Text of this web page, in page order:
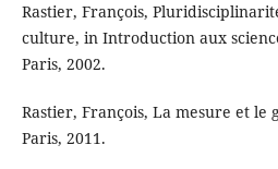
Rastier, François,
culture, in Introduction aux
Paris, 2002.
Rastier, François, La mesure et le
Paris, 2011.